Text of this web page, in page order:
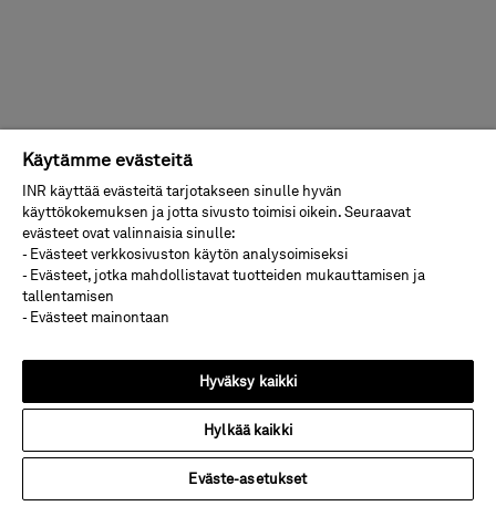
Käytämme evästeitä
INR käyttää evästeitä tarjotakseen sinulle hyvän
käyttökokemuksen ja jotta sivusto toimisi oikein. Seuraavat
evästeet ovat valinnaisia sinulle:
- Evästeet verkkosivuston käytön analysoimiseksi
- Evästeet, jotka mahdollistavat tuotteiden mukauttamisen ja
tallentamisen
- Evästeet mainontaan
Hyväksy kaikki
Hylkää kaikki
Eväste-asetukset